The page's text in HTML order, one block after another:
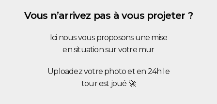
Vous n’arrivez pas à vous projeter ?
Ici nous vous proposons une mise
en situation sur votre mur
Uploadez votre photo et en 24h le
tour est joué 🚀